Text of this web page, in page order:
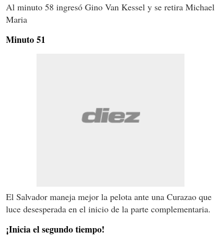
Al minuto 58 ingresó Gino Van Kessel y se retira Michael
Maria
Minuto 51
El Salvador maneja mejor la pelota ante una Curazao que
luce desesperada en el inicio de la parte complementaria.
¡Inicia el segundo tiempo!